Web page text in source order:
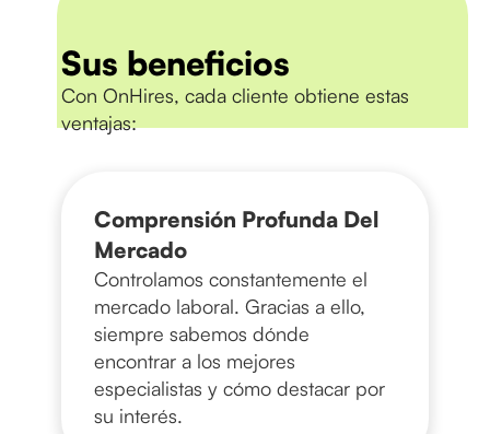
Sus beneficios
Con OnHires, cada cliente obtiene estas
ventajas:
Comprensión Profunda Del
Mercado
Controlamos constantemente el
mercado laboral. Gracias a ello,
siempre sabemos dónde
encontrar a los mejores
especialistas y cómo destacar por
su interés.